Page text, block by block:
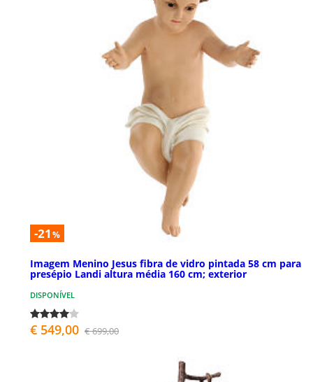
-21 %
Imagem Menino Jesus fibra de vidro pintada 58 cm para
presépio Landi altura média 160 cm; exterior
DISPONÍVEL
€ 549,00 € 699,00